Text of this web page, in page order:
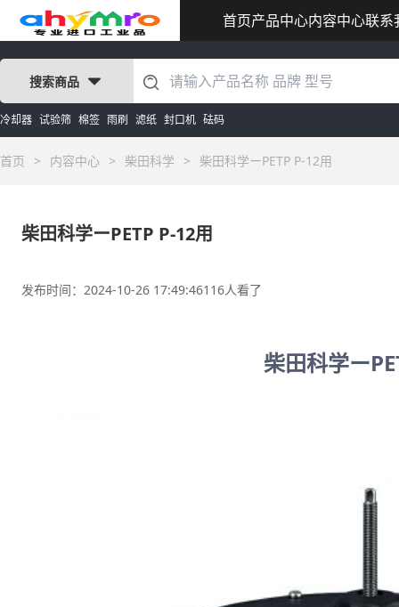
首页产品中心内容中心联系
搜索商品
冷却器 试验筛 棉签 雨刷 滤纸 封口机 砝码
首页 > 内容中心 > 柴田科学 > 柴田科学ーPETP P-12用
柴田科学ーPETP P-12用
发布时间：2024-10-26 17:49:46116人看了
柴田科学ー